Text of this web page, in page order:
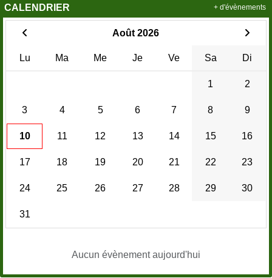
CALENDRIER
Août 2026
Lu Ma Me Je Ve Sa Di
1 2
3 4 5 6 7 8 9
10 11 12 13 14 15 16
17 18 19 20 21 22 23
24 25 26 27 28 29 30
31
Aucun évènement aujourd'hui
+ d'évènements